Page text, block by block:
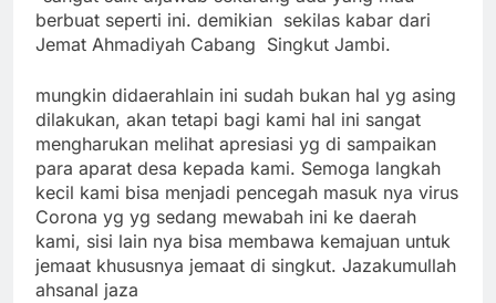
berbuat seperti ini. demikian sekilas kabar dari
Jemat Ahmadiyah Cabang Singkut Jambi.
mungkin didaerahlain ini sudah bukan hal yg asing
dilakukan, akan tetapi bagi kami hal ini sangat
mengharukan melihat apresiasi yg di sampaikan
para aparat desa kepada kami. Semoga langkah
kecil kami bisa menjadi pencegah masuk nya virus
Corona yg yg sedang mewabah ini ke daerah
kami, sisi lain nya bisa membawa kemajuan untuk
jemaat khususnya jemaat di singkut. Jazakumullah
ahsanal jaza